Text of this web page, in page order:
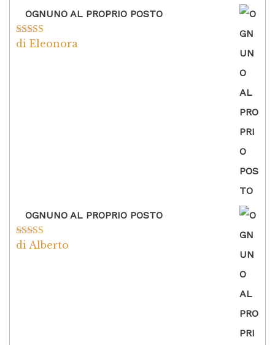
OGNUNO AL PROPRIO POSTO
Valutato5su
di Eleonora
OGNUNO AL PROPRIO POSTO
Valutato5su
di Alberto